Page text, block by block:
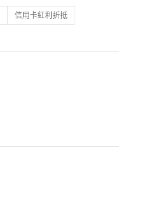
信用卡紅利折抵